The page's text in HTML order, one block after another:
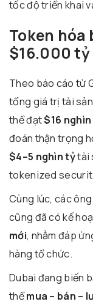
tốc độ triển khai
Token hóa
$16.000 tỷ
Theo báo cáo từ
tổng giá trị tài
thể đạt$16 nghìn
đoán thận trọng
$4–5 nghìn tỷtài
tokenized
Cùng lúc, các
cũng đã có kế
mới, nhằm đáp
hàng tổ chức.
Dubai đang biến
thểmua – bán –